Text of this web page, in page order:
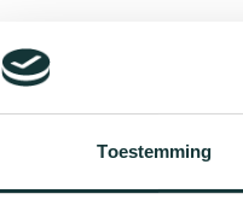
Toestemming